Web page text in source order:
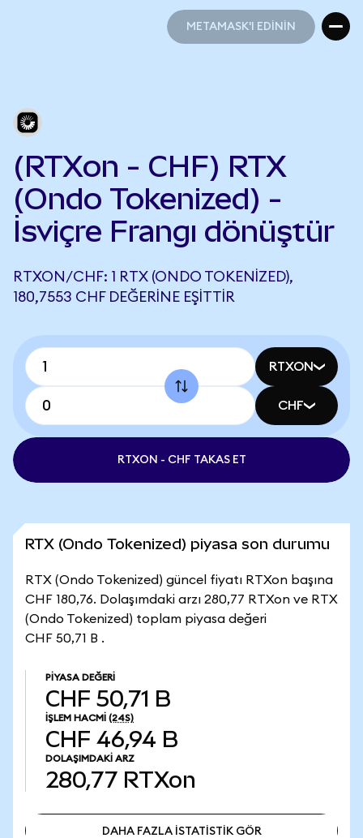
METAMASK'I EDİNİN
(RTXon - CHF) RTX
(Ondo Tokenized) -
İsviçre Frangı dönüştür
RTXON/CHF: 1 RTX (ONDO TOKENIZED),
180,7553 CHF DEĞERINE EŞITTIR
RTXON
CHF
RTXON - CHF TAKAS ET
RTX (Ondo Tokenized) piyasa son durumu
RTX (Ondo Tokenized) güncel fiyatı RTXon başına
CHF 180,76. Dolaşımdaki arzı 280,77 RTXon ve RTX
(Ondo Tokenized) toplam piyasa değeri
CHF 50,71 B .
PIYASA DEĞERI
CHF 50,71 B
İŞLEM HACMI (24S)
CHF 46,94 B
DOLAŞIMDAKI ARZ
280,77 RTXon
DAHA FAZLA İSTATİSTİK GÖR